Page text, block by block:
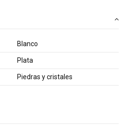
Blanco
Plata
Piedras y cristales